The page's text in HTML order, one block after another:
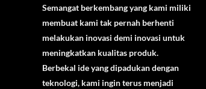
Semangat berkembang yang kami miliki
membuat kami tak pernah berhenti
melakukan inovasi demi inovasi untuk
meningkatkan kualitas produk.
Berbekal ide yang dipadukan dengan
teknologi, kami ingin terus menjadi